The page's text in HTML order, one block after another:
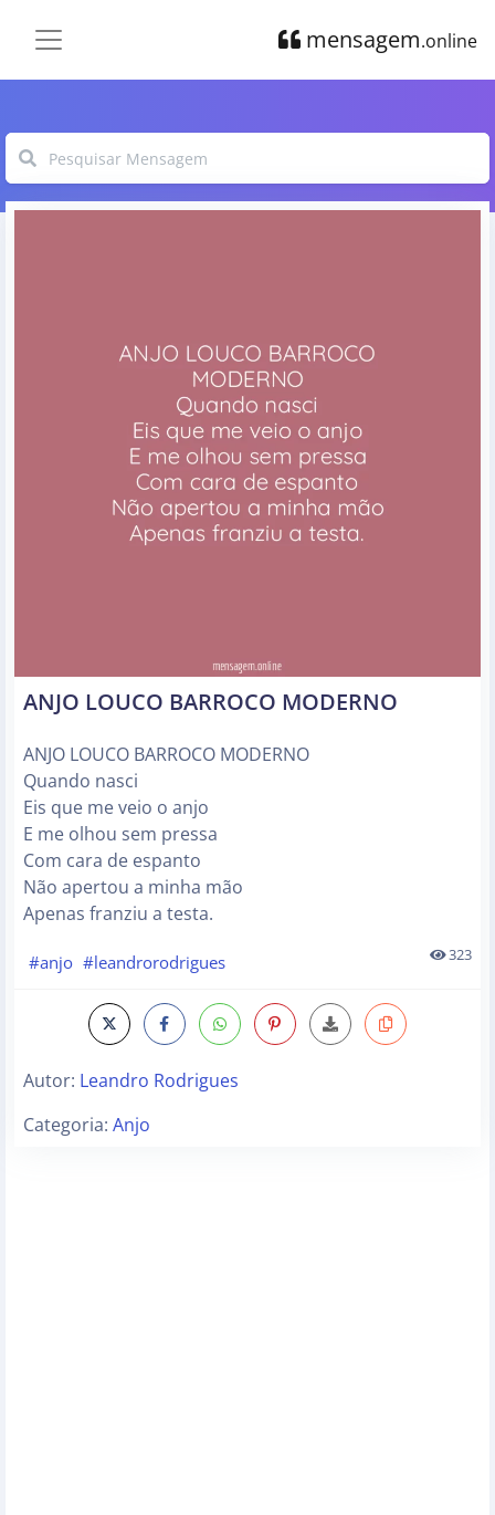
mensagem.online
ANJO LOUCO BARROCO MODERNO
ANJO LOUCO BARROCO MODERNO
Quando nasci
Eis que me veio o anjo
E me olhou sem pressa
Com cara de espanto
Não apertou a minha mão
Apenas franziu a testa.
#anjo #leandrorodrigues 323
Autor: Leandro Rodrigues
Categoria: Anjo